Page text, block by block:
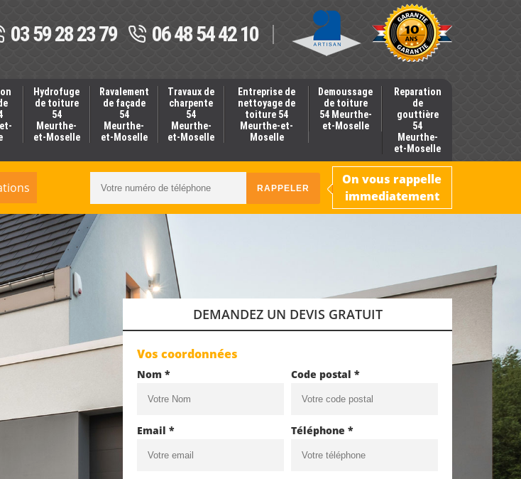
03 59 28 23 79 06 48 54 42 10
Hydrofuge
de toiture
54
Meurthe-
et-Moselle
Ravalement
de façade
54
Meurthe-
et-Moselle
Travaux de
charpente
54
Meurthe-
et-Moselle
Entreprise de
nettoyage de
toiture 54
Meurthe-et-
Moselle
Demoussage
de toiture
54 Meurthe-
et-Moselle
Reparation
de
gouttière
54
Meurthe-
et-Moselle
On vous rappelle
immediatement
DEMANDEZ UN DEVIS GRATUIT
Vos coordonnées
Nom * Code postal *
Email * Téléphone *